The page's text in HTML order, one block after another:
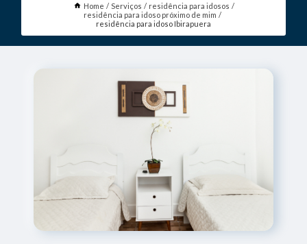
Home Serviços
residência para idosos
residência para idoso próximo de mim
residência para idoso Ibirapuera